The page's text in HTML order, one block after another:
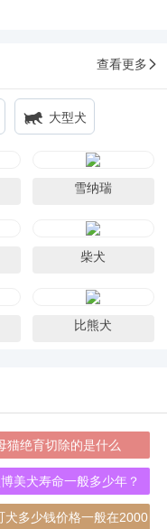
查看更多
大型犬
雪纳瑞
柴犬
比熊犬
猫绝育切除的是什么
美犬寿命一般多少年？
犬多少钱价格一般在2000